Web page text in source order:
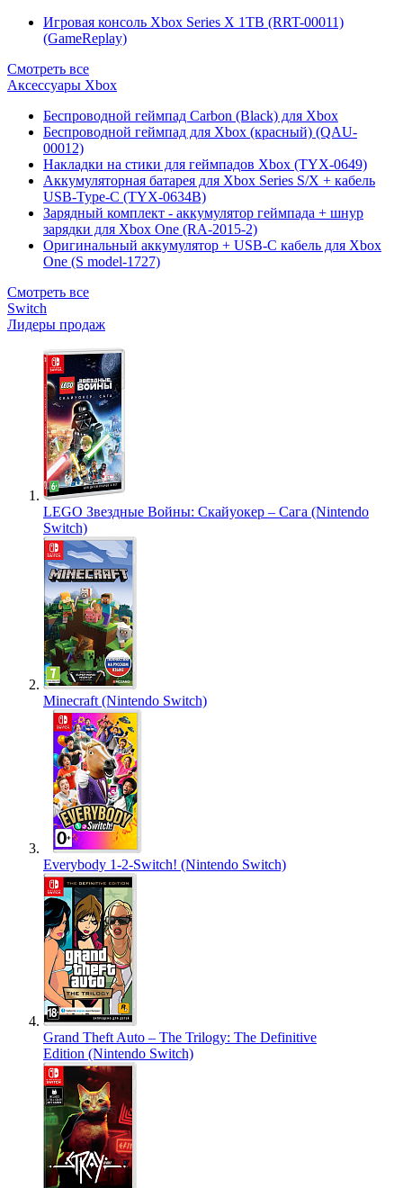
Игровая консоль Xbox Series X 1TB (RRT-00011)
(GameReplay)
Смотреть все
Аксессуары Xbox
Беспроводной геймпад Carbon (Black) для Xbox
Беспроводной геймпад для Xbox (красный) (QAU-
00012)
Накладки на стики для геймпадов Xbox (TYX-0649)
Аккумуляторная батарея для Xbox Series S/X + кабель
USB-Type-C (TYX-0634B)
Зарядный комплект - аккумулятор геймпада + шнур
зарядки для Xbox One (RA-2015-2)
Оригинальный аккумулятор + USB-C кабель для Xbox
One (S model-1727)
Смотреть все
Switch
Лидеры продаж
LEGO Звездные Войны: Скайуокер – Сага (Nintendo
Switch)
Minecraft (Nintendo Switch)
Everybody 1-2-Switch! (Nintendo Switch)
Grand Theft Auto – The Trilogy: The Definitive
Edition (Nintendo Switch)